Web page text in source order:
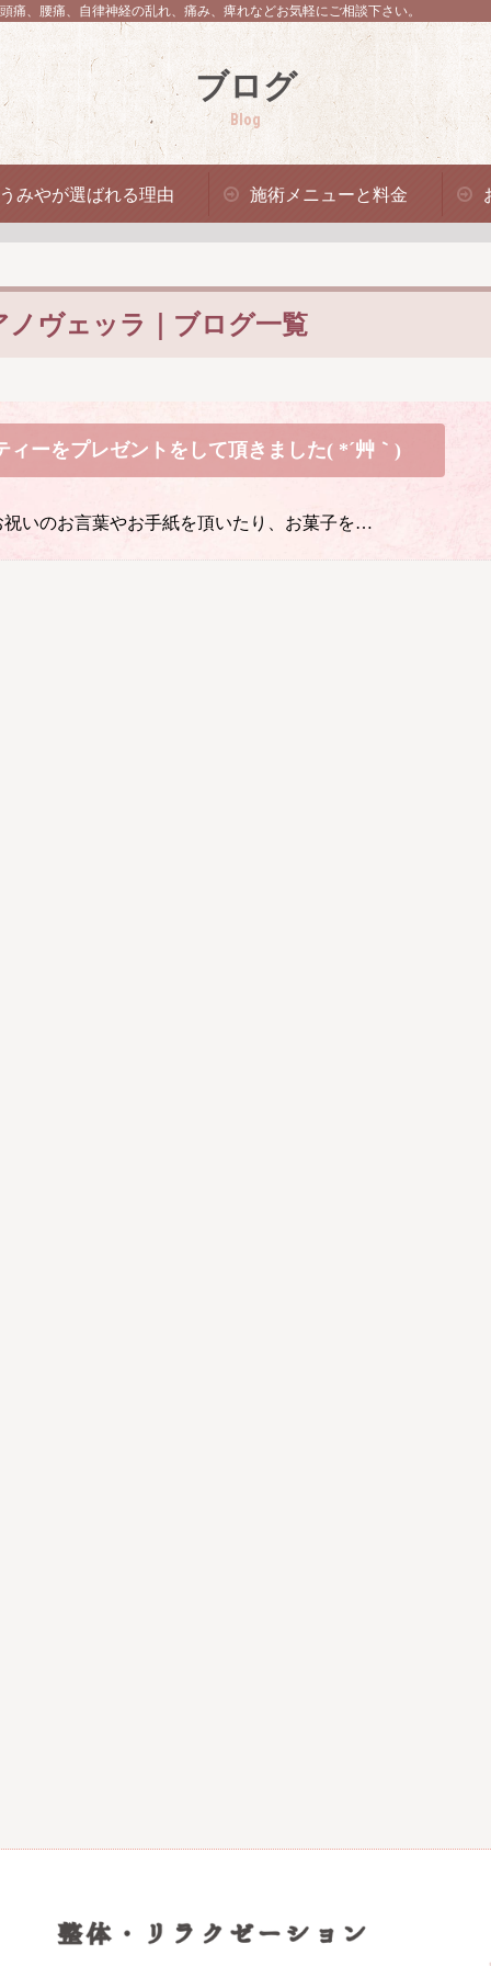
痛、腰痛、自律神経の乱れ、痛み、痺れなどお気軽にご相談下さい。
ブログ
Blog
みやが選ばれる理由 施術メニューと料金
ノヴェッラ｜ブログ一覧
ーをプレゼントをして頂きました( *´艸｀)
いのお言葉やお手紙を頂いたり、お菓子を…